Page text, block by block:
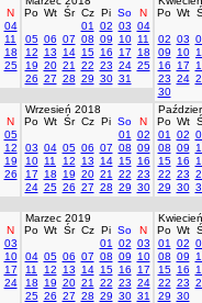
N
04
11
18
25
Po Wt Śr Cz Pi So
N
01
02 03 04
05 06 07 08 09 10 11
12
13 14 15 16 17
18
19 20 21 22 23 24 25
26 27 28 29 30 31
Po Wt
02 03
09
10
16
17
23 24
30
N
05
12
19
26
Wrzesień 2018
Po Wt Śr Cz Pi So
N
01
02
03 04 05 06 07 08 09
10 11 12 13 14 15 16
17
18 19 20 21 22 23
24 25 26 27 28 29 30
Po Wt
01
02
08 09
15 16
22 23
29 30
N
03
10
17
24
Marzec 2019
Po Wt Śr Cz Pi So
N
01
02 03
04 05 06 07 08 09
10
11
12 13 14 15 16
17
18
19 20 21 22 23 24
25 26 27 28 29 30 31
Po Wt
01
02
08 09
15 16
22 23
29 30